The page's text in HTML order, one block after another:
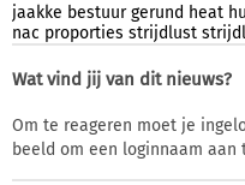
jaakke bestuur gerund heat
nac proporties strijdlust
Wat vind jij van dit nieuws?
Om te reageren moet je
beeld om een loginnaam